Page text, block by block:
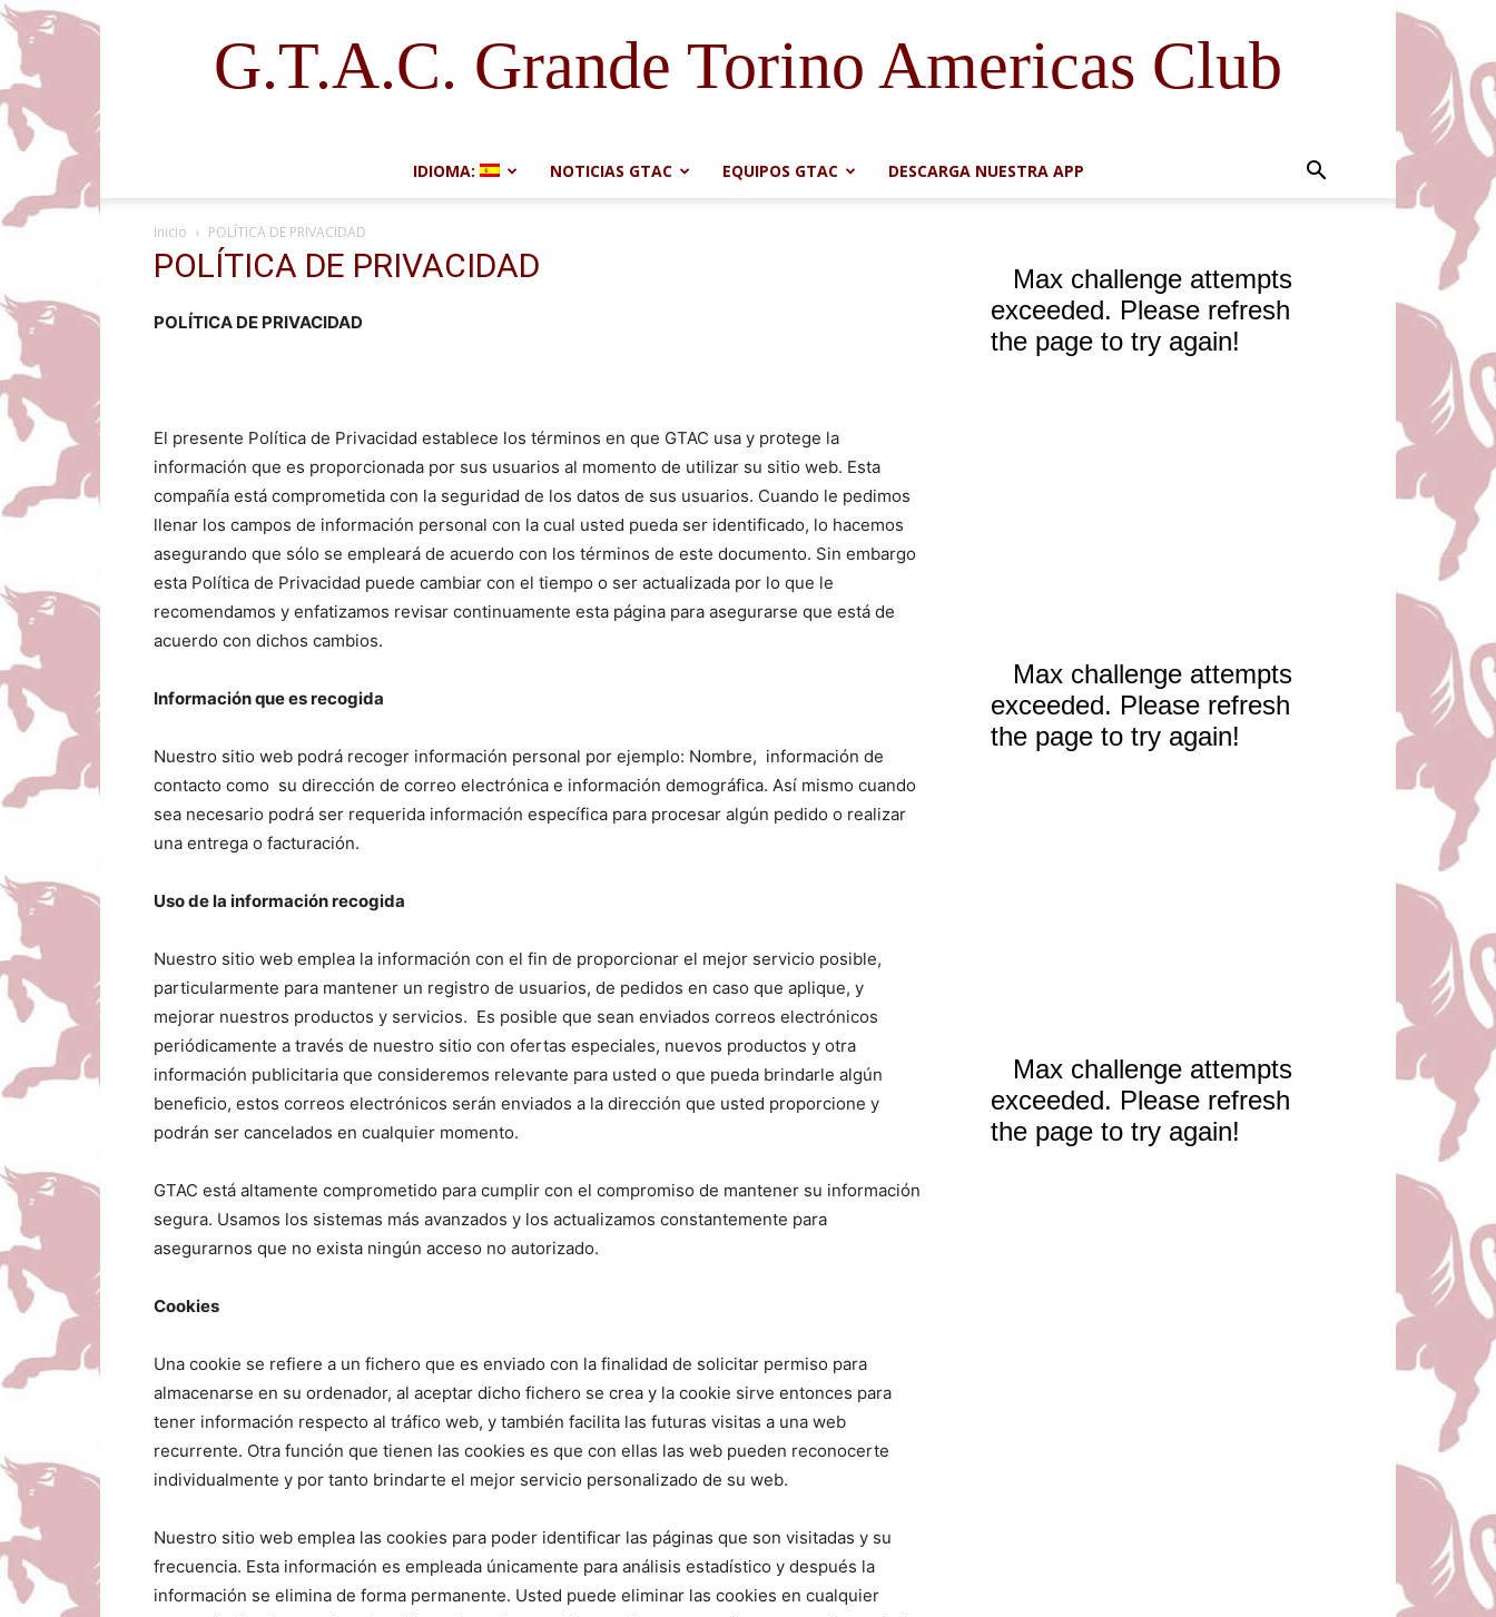
G.T.A.C. Grande Torino Americas Club
IDIOMA: NOTICIAS GTAC EQUIPOS GTAC DESCARGA NUESTRA APP
Inicio POLÍTICA DE PRIVACIDAD
POLÍTICA DE PRIVACIDAD
POLÍTICA DE PRIVACIDAD
El presente Política de Privacidad establece los términos en que GTAC usa y protege la
información que es proporcionada por sus usuarios al momento de utilizar su sitio web. Esta
compañía está comprometida con la seguridad de los datos de sus usuarios. Cuando le pedimos
llenar los campos de información personal con la cual usted pueda ser identificado, lo hacemos
asegurando que sólo se empleará de acuerdo con los términos de este documento. Sin embargo
esta Política de Privacidad puede cambiar con el tiempo o ser actualizada por lo que le
recomendamos y enfatizamos revisar continuamente esta página para asegurarse que está de
acuerdo con dichos cambios.
Información que es recogida
Nuestro sitio web podrá recoger información personal por ejemplo: Nombre, información de
contacto como su dirección de correo electrónica e información demográfica. Así mismo cuando
sea necesario podrá ser requerida información específica para procesar algún pedido o realizar
una entrega o facturación.
Uso de la información recogida
Nuestro sitio web emplea la información con el fin de proporcionar el mejor servicio posible,
particularmente para mantener un registro de usuarios, de pedidos en caso que aplique, y
mejorar nuestros productos y servicios. Es posible que sean enviados correos electrónicos
periódicamente a través de nuestro sitio con ofertas especiales, nuevos productos y otra
información publicitaria que consideremos relevante para usted o que pueda brindarle algún
beneficio, estos correos electrónicos serán enviados a la dirección que usted proporcione y
podrán ser cancelados en cualquier momento.
GTAC está altamente comprometido para cumplir con el compromiso de mantener su información
segura. Usamos los sistemas más avanzados y los actualizamos constantemente para
asegurarnos que no exista ningún acceso no autorizado.
Cookies
Una cookie se refiere a un fichero que es enviado con la finalidad de solicitar permiso para
almacenarse en su ordenador, al aceptar dicho fichero se crea y la cookie sirve entonces para
tener información respecto al tráfico web, y también facilita las futuras visitas a una web
recurrente. Otra función que tienen las cookies es que con ellas las web pueden reconocerte
individualmente y por tanto brindarte el mejor servicio personalizado de su web.
Nuestro sitio web emplea las cookies para poder identificar las páginas que son visitadas y su
frecuencia. Esta información es empleada únicamente para análisis estadístico y después la
información se elimina de forma permanente. Usted puede eliminar las cookies en cualquier